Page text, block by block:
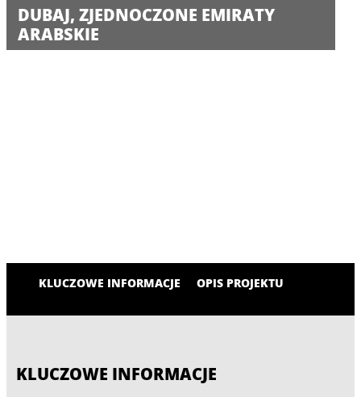
DUBAJ, ZJEDNOCZONE EMIRATY
ARABSKIE
KLUCZOWE INFORMACJE OPIS PROJEKTU
KLUCZOWE INFORMACJE